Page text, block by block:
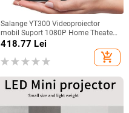
Salange YT300 Videoproiector
mobil Suport 1080P Home Theater
Media Player cu fir fără fir Același
ecran Android IOS Smartphone
418.77 Lei
add_shopping_cart